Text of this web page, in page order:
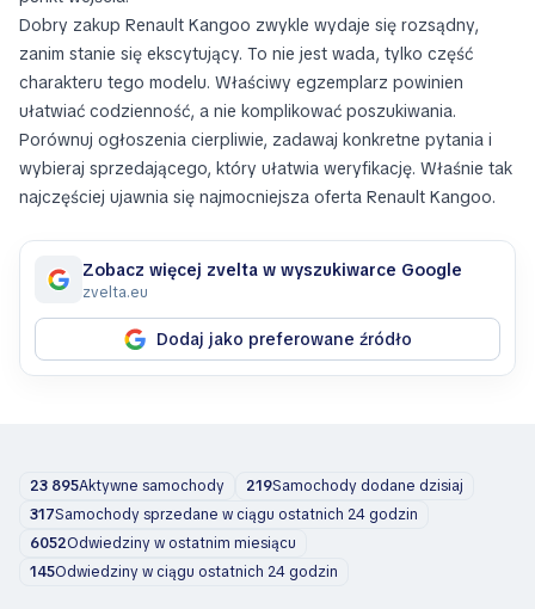
Dobry zakup Renault Kangoo zwykle wydaje się rozsądny,
zanim stanie się ekscytujący. To nie jest wada, tylko część
charakteru tego modelu. Właściwy egzemplarz powinien
ułatwiać codzienność, a nie komplikować poszukiwania.
Porównuj ogłoszenia cierpliwie, zadawaj konkretne pytania i
wybieraj sprzedającego, który ułatwia weryfikację. Właśnie tak
najczęściej ujawnia się najmocniejsza oferta Renault Kangoo.
Zobacz więcej zvelta w wyszukiwarce Google
zvelta.eu
Dodaj jako preferowane źródło
23 895Aktywne samochody 219Samochody dodane dzisiaj
317Samochody sprzedane w ciągu ostatnich 24 godzin
6052Odwiedziny w ostatnim miesiącu
145Odwiedziny w ciągu ostatnich 24 godzin